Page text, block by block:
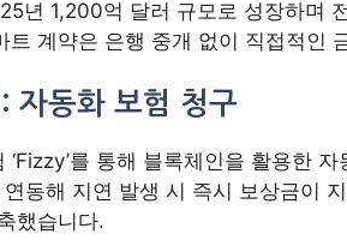
년 1,200억 달러 규모로 성장하며
트 계약은 은행 중개 없이 직접적인
자동화 보험 청구
를 통해 블록체인을 활용한
동해 지연 발생 시 즉시 보상금이
했습니다.